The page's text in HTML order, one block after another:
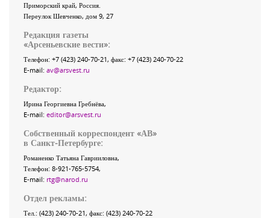
Приморский край, Россия.
Переулок Шевченко, дом 9, 27
Редакция газеты
«Арсеньевские вести»:
Телефон: +7 (423) 240-70-21, факс: +7 (423) 240-70-22
E-mail: av@arsvest.ru
Редактор:
Ирина Георгиевна Гребнёва,
E-mail: editor@arsvest.ru
Собственный корреспондент «АВ»
в Санкт-Петербурге:
Романенко Татьяна Гаврииловна,
Телефон: 8-921-765-5754,
E-mail: rtg@narod.ru
Отдел рекламы:
Тел.: (423) 240-70-21, факс: (423) 240-70-22